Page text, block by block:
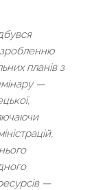
планів з
—
—